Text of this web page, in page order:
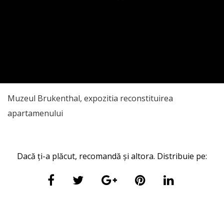
Muzeul Brukenthal, expozitia reconstituirea
apartamenului
Dacă ți-a plăcut, recomandă și altora. Distribuie pe: